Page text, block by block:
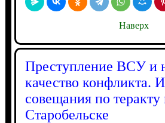
Наверх
Преступление ВСУ и
качество конфликта.
совещания по теракту
Старобельске